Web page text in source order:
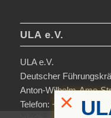
ULA e.V.
ULA e.V.
Deutscher
Anton-Wilhelm-Amo-
Telefon: +49 30-
×